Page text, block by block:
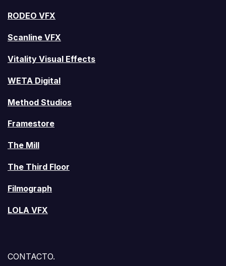
RODEO VFX
Scanline VFX
Vitality Visual Effects
WETA Digital
Method Studios
Framestore
The Mill
The Third Floor
Filmograph
LOLA VFX
CONTACTO.